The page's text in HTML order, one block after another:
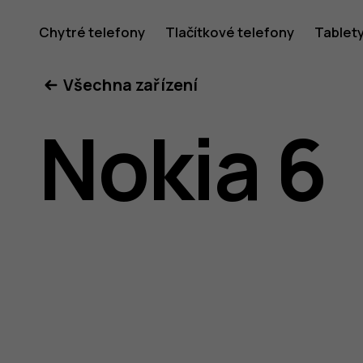
příručka
k telefonu
Chytré telefony Tlačítkové telefony
Všechna zařízení
Nokia 6